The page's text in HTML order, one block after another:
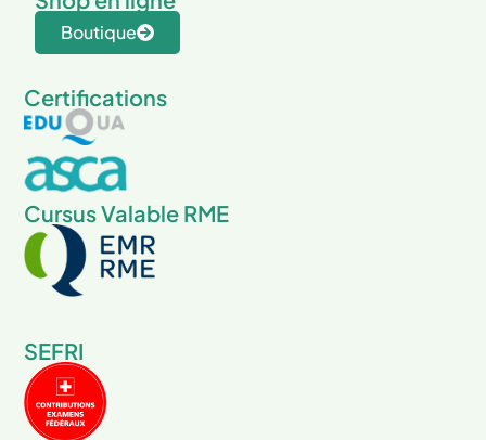
Boutique
Certifications
Cursus Valable RME
SEFRI